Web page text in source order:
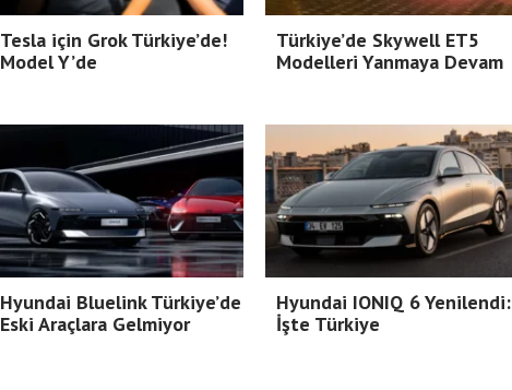
Tesla için Grok Türkiye’de!
Model Y’de
Türkiye’de Skywell ET5
Modelleri Yanmaya Devam
Hyundai Bluelink Türkiye’de
Eski Araçlara Gelmiyor
Hyundai IONIQ 6 Yenilendi:
İşte Türkiye